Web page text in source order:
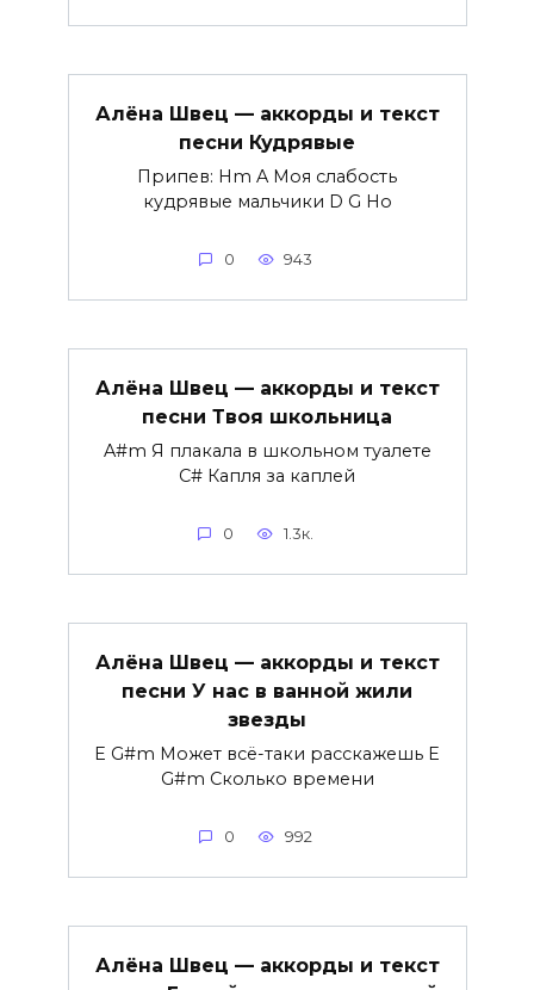
Алёна Швец — аккорды и текст
песни Кудрявые
Припев: Hm A Моя слабость
кудрявые мальчики D G Но
0 943
Алёна Швец — аккорды и текст
песни Твоя школьница
A#m Я плакала в школьном туалете
C# Капля за каплей
0 1.3к.
Алёна Швец — аккорды и текст
песни У нас в ванной жили
звезды
E G#m Может всё-таки расскажешь E
G#m Сколько времени
0 992
Алёна Швец — аккорды и текст